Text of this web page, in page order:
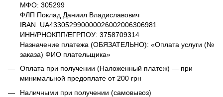
МФО: 305299
ФЛП Поклад Даниил Владиславович
IBAN: UA433052990000026002006306981
ИНН/РНОКПП/ЕГРПОУ: 3758709314
Назначение платежа (ОБЯЗАТЕЛЬНО): «Оплата услуги (№
заказа) ФИО плательщика»
Оплата при получении (Наложенный платеж) — при
минимальной предоплате от 200 грн
Наличными при получении (самовывоз)